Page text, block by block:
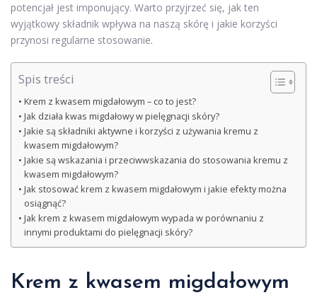
potencjał jest imponujący. Warto przyjrzeć się, jak ten
wyjątkowy składnik wpływa na naszą skórę i jakie korzyści
przynosi regularne stosowanie.
Spis treści
Krem z kwasem migdałowym – co to jest?
Jak działa kwas migdałowy w pielęgnacji skóry?
Jakie są składniki aktywne i korzyści z używania kremu z
kwasem migdałowym?
Jakie są wskazania i przeciwwskazania do stosowania kremu z
kwasem migdałowym?
Jak stosować krem z kwasem migdałowym i jakie efekty można
osiągnąć?
Jak krem z kwasem migdałowym wypada w porównaniu z
innymi produktami do pielęgnacji skóry?
Krem z kwasem migdałowym